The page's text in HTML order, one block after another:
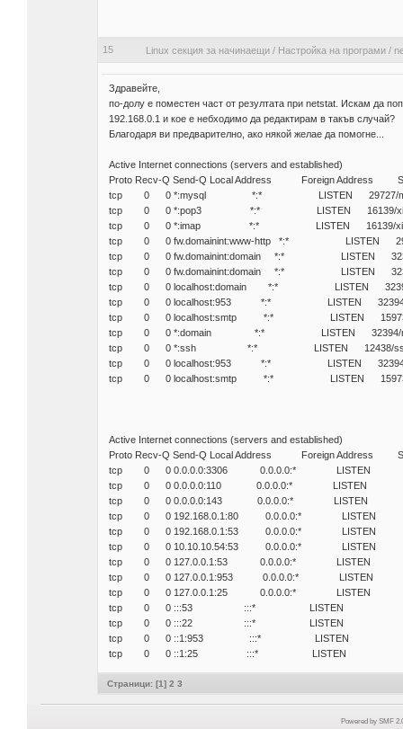
15 Linux секция за начинаещи/ Настройка на програми/
Здравейте,
по-долу е поместен част от резултата при netstat. Искам да
192.168.0.1 и кое е небходимо да редактирам в такъв случай?
Благодаря ви предварително, ако някой желае да помогне...
Active Internet connections (servers and established)
Proto Recv-Q Send-Q Local Address Foreign Address
tcp 0 0 *:mysql *:* LISTEN 29727/
tcp 0 0 *:pop3 *:* LISTEN 16139/
tcp 0 0 *:imap *:* LISTEN 16139/
tcp 0 0 fw.domainint:www-http *:* LISTEN
tcp 0 0 fw.domainint:domain *:* LISTEN
tcp 0 0 fw.domainint:domain *:* LISTEN
tcp 0 0 localhost:domain *:* LISTEN 32394/
tcp 0 0 localhost:953 *:* LISTEN 32394/
tcp 0 0 localhost:smtp *:* LISTEN 15973/
tcp 0 0 *:domain *:* LISTEN 32394/
tcp 0 0 *:ssh *:* LISTEN 12438/
tcp 0 0 localhost:953 *:* LISTEN 32394/
tcp 0 0 localhost:smtp *:* LISTEN 15973/
Active Internet connections (servers and established)
Proto Recv-Q Send-Q Local Address Foreign Address
tcp 0 0 0.0.0.0:3306 0.0.0.0:* LISTEN
tcp 0 0 0.0.0.0:110 0.0.0.0:* LISTEN
tcp 0 0 0.0.0.0:143 0.0.0.0:* LISTEN
tcp 0 0 192.168.0.1:80 0.0.0.0:* LISTEN
tcp 0 0 192.168.0.1:53 0.0.0.0:* LISTEN
tcp 0 0 10.10.10.54:53 0.0.0.0:* LISTEN
tcp 0 0 127.0.0.1:53 0.0.0.0:* LISTEN
tcp 0 0 127.0.0.1:953 0.0.0.0:* LISTEN
tcp 0 0 127.0.0.1:25 0.0.0.0:* LISTEN
tcp 0 0 :::53 :::* LISTEN
tcp 0 0 :::22 :::* LISTEN
tcp 0 0 ::1:953 :::* LISTEN
tcp 0 0 ::1:25 :::* LISTEN
Страници: [1] 2 3
Powered by SMF